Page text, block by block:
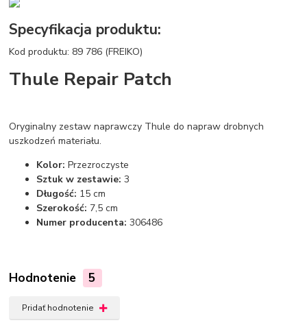
Specyfikacja produktu:
Kod produktu: 89 786 (FREIKO)
Thule Repair Patch
Oryginalny zestaw naprawczy Thule do napraw drobnych
uszkodzeń materiału.
Kolor: Przezroczyste
Sztuk w zestawie: 3
Długość: 15 cm
Szerokość: 7,5 cm
Numer producenta: 306486
Hodnotenie 5
Pridať hodnotenie